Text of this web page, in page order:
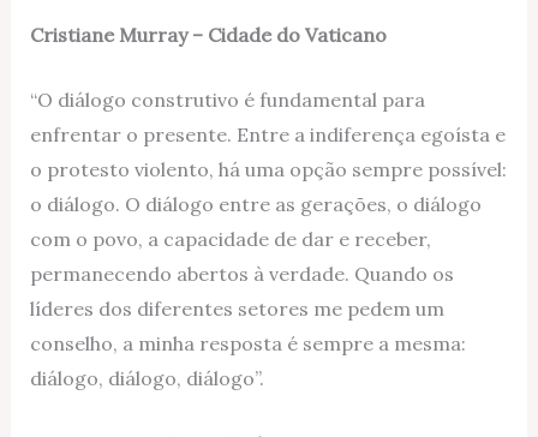
Cristiane Murray – Cidade do Vaticano
“O diálogo construtivo é fundamental para
enfrentar o presente. Entre a indiferença egoísta e
o protesto violento, há uma opção sempre possível:
o diálogo. O diálogo entre as gerações, o diálogo
com o povo, a capacidade de dar e receber,
permanecendo abertos à verdade. Quando os
líderes dos diferentes setores me pedem um
conselho, a minha resposta é sempre a mesma:
diálogo, diálogo, diálogo”.